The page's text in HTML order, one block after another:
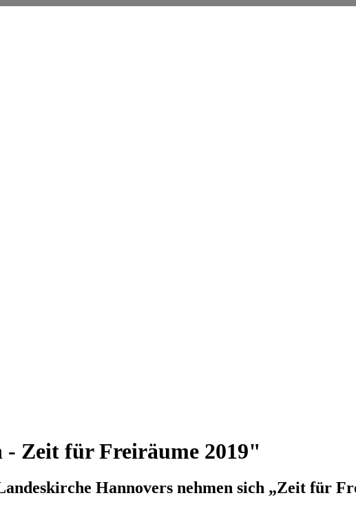
- Zeit für Freiräume 2019"
Hannovers nehmen sich „Zeit für